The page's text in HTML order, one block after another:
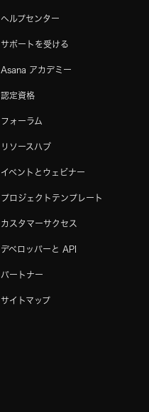
ヘルプセンター
サポートを受ける
Asana アカデミー
認定資格
フォーラム
リソースハブ
イベントとウェビナー
プロジェクトテンプレート
カスタマーサクセス
デベロッパーと API
パートナー
サイトマップ